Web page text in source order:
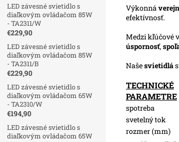
LED závesné svietidlo s
diaľkovým ovládačom 85W
- TA2311/W
€229,90
LED závesné svietidlo s
diaľkovým ovládačom 85W
- TA2311/B
€229,90
LED závesné svietidlo s
diaľkovým ovládačom 65W
- TA2310/W
€194,90
LED závesné svietidlo s
diaľkovým ovládačom 65W
Výkonná
efektívnosť.
Medzi kľúčové
úspornosť,
Našesvietidlá
TECHNICKÉ
PARAMETRE
spotreba
svetelný tok
rozmer (mm)